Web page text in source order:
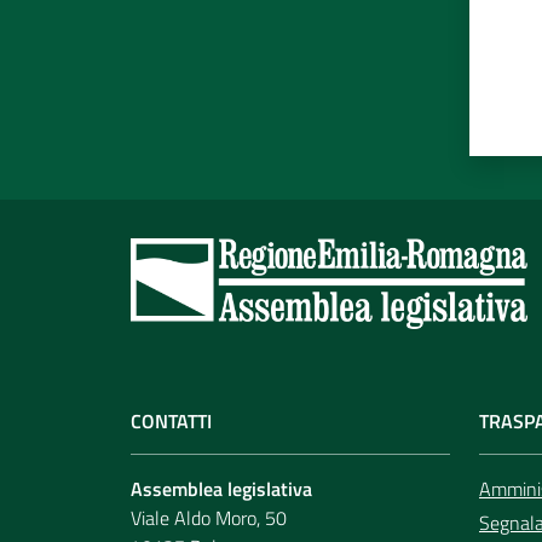
CONTATTI
Assemblea legislativa
Viale Aldo Moro, 50